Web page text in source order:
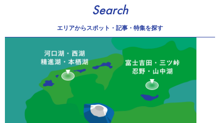
Search
エリアからスポット・記事・特集を探す